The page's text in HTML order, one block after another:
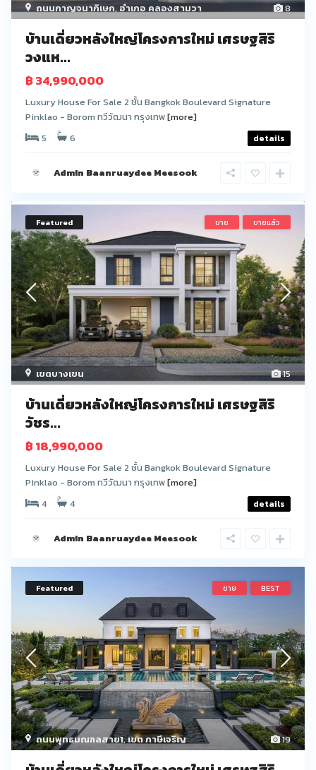
8
ถนนกาญจนาภิเษก, อำเภอ คลองสามวา
บ้านเดี่ยวหลังใหญ่โครงการใหม่ เศรษฐสิริ
วงแห...
฿ 34,990,000
Luxury House For Sale 2 ชั้น Bangkok Boulevard Signature
Pinklao - Borom ทวีวัฒนา กรุงเทพ[more]
5
6 details
Admin Baanruaydee Meesook
15
เขตบางเขน
Featured ขาย ขายแล้ว
บ้านเดี่ยวหลังใหญ่โครงการใหม่ เศรษฐสิริ
วัชร...
฿ 18,990,000
Luxury House For Sale 2 ชั้น Bangkok Boulevard Signature
Pinklao - Borom ทวีวัฒนา กรุงเทพ[more]
4
4 details
Admin Baanruaydee Meesook
19
ถนนพุทธมณฑลสาย1,เขต ภาษีเจริญ
Featured ขาย BEST